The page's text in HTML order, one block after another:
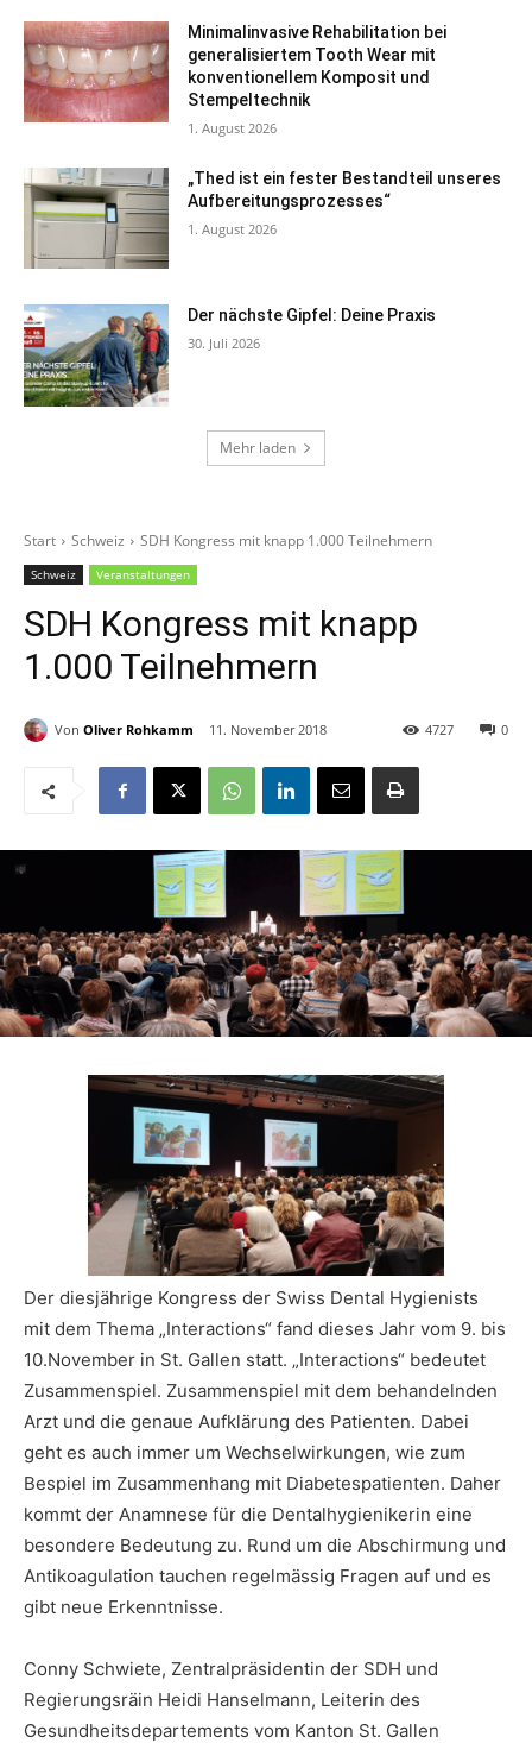
Minimalinvasive Rehabilitation bei
generalisiertem Tooth Wear mit
konventionellem Komposit und
Stempeltechnik
1. August 2026
„Thed ist ein fester Bestandteil unseres
Aufbereitungsprozesses“
1. August 2026
Der nächste Gipfel: Deine Praxis
30. Juli 2026
Mehr laden